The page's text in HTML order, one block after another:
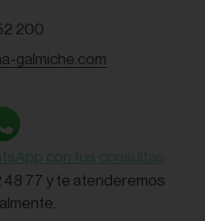
200
galmiche.com
con tus consultas
48 77 y te atenderemos